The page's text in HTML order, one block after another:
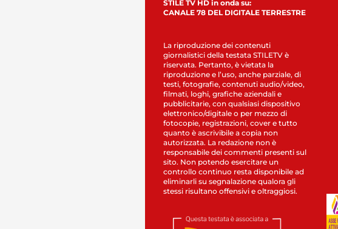
STILE TV HD in onda su:
CANALE 78 DEL DIGITALE TERRESTRE
La riproduzione dei contenuti
giornalistici della testata STILETV è
riservata. Pertanto, è vietata la
riproduzione e l’uso, anche parziale, di
testi, fotografie, contenuti audio/video,
filmati, loghi, grafiche aziendali e
pubblicitarie, con qualsiasi dispositivo
elettronico/digitale o per mezzo di
fotocopie, registrazioni, cover e tutto
quanto è ascrivibile a copia non
autorizzata. La redazione non è
responsabile dei commenti presenti sul
sito. Non potendo esercitare un
controllo continuo resta disponibile ad
eliminarli su segnalazione qualora gli
stessi risultano offensivi e oltraggiosi.